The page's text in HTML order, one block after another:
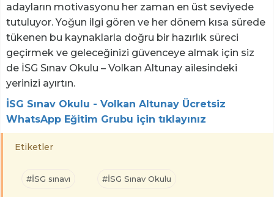
adayların motivasyonu her zaman en üst seviyede
tutuluyor. Yoğun ilgi gören ve her dönem kısa sürede
tükenen bu kaynaklarla doğru bir hazırlık süreci
geçirmek ve geleceğinizi güvenceye almak için siz
de İSG Sınav Okulu – Volkan Altunay ailesindeki
yerinizi ayırtın.
İSG Sınav Okulu - Volkan Altunay Ücretsiz
WhatsApp Eğitim Grubu için tıklayınız
Etiketler
#İSG sınavı #İSG Sınav Okulu